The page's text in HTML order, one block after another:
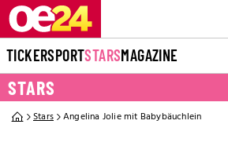
TICKERSPORTSTARSMAGAZINE
STARS
Stars Angelina Jolie mit Babybäuchlein